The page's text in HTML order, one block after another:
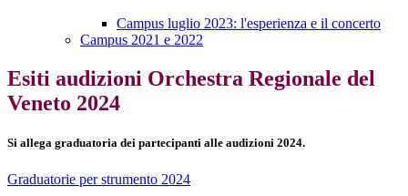
Campus luglio 2023: l'esperienza e il concerto
Campus 2021 e 2022
Esiti audizioni Orchestra Regionale del
Veneto 2024
Si allega graduatoria dei partecipanti alle audizioni 2024.
Graduatorie per strumento 2024